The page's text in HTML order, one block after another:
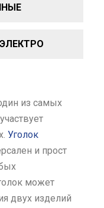
из самых
Уголок
и прост
может
двух изделий